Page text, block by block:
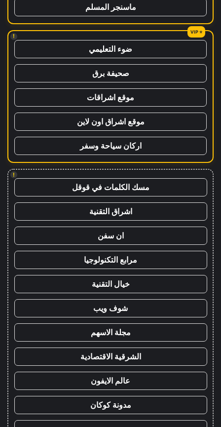
ماسنجر المسلم
!
ضوء التعليمي
صحيفة برق
موقع اشراقات
موقع اشراق اون لاين
اركان سياحة وسفر
!
مسك الكلمات في قوقل
اشراق التقنية
ان سفن
مرابع التكنولوجيا
خيال التقنية
شوف ويب
مجلة الاسهم
الشرقية الاقتصادية
عالم الايفون
مدونة كوكان